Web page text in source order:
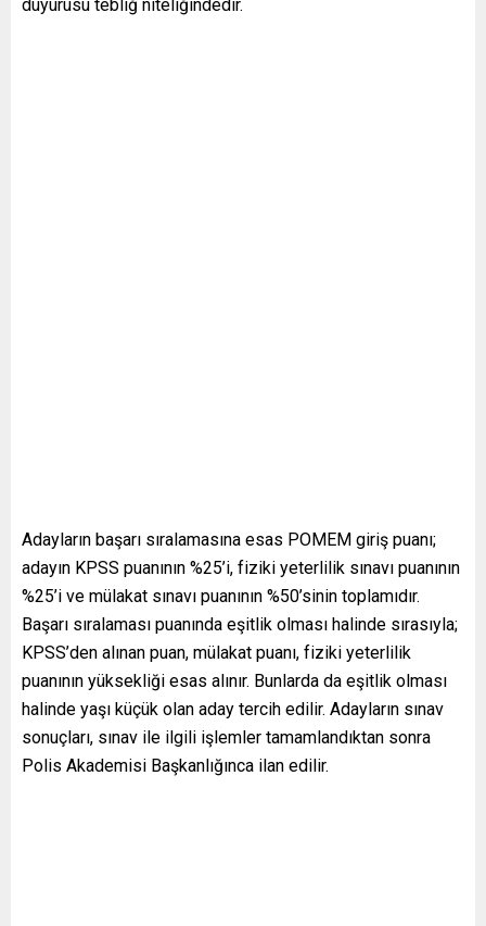
duyurusu tebliğ niteliğindedir.
Adayların başarı sıralamasına esas POMEM giriş puanı;
adayın KPSS puanının %25’i, fiziki yeterlilik sınavı puanının
%25’i ve mülakat sınavı puanının %50’sinin toplamıdır.
Başarı sıralaması puanında eşitlik olması halinde sırasıyla;
KPSS’den alınan puan, mülakat puanı, fiziki yeterlilik
puanının yüksekliği esas alınır. Bunlarda da eşitlik olması
halinde yaşı küçük olan aday tercih edilir. Adayların sınav
sonuçları, sınav ile ilgili işlemler tamamlandıktan sonra
Polis Akademisi Başkanlığınca ilan edilir.